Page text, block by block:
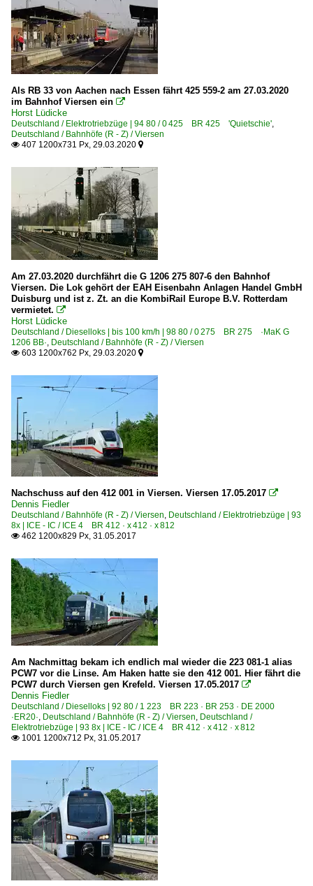
Als RB 33 von Aachen nach Essen fährt 425 559-2 am 27.03.2020
im Bahnhof Viersen ein 
Horst Lüdicke
Deutschland / Elektrotriebzüge | 94 80 / 0 425 BR 425 'Quietschie',
Deutschland / Bahnhöfe (R - Z) / Viersen
 407 1200x731 Px, 29.03.2020 
Am 27.03.2020 durchfährt die G 1206 275 807-6 den Bahnhof
Viersen. Die Lok gehört der EAH Eisenbahn Anlagen Handel GmbH
Duisburg und ist z. Zt. an die KombiRail Europe B.V. Rotterdam
vermietet. 
Horst Lüdicke
Deutschland / Dieselloks | bis 100 km/h | 98 80 / 0 275 BR 275 ·MaK G
1206 BB·, Deutschland / Bahnhöfe (R - Z) / Viersen
 603 1200x762 Px, 29.03.2020 
Nachschuss auf den 412 001 in Viersen. Viersen 17.05.2017 
Dennis Fiedler
Deutschland / Bahnhöfe (R - Z) / Viersen, Deutschland / Elektrotriebzüge | 93
8x | ICE - IC / ICE 4 BR 412 · x 412 · x 812
 462 1200x829 Px, 31.05.2017
Am Nachmittag bekam ich endlich mal wieder die 223 081-1 alias
PCW7 vor die Linse. Am Haken hatte sie den 412 001. Hier fährt die
PCW7 durch Viersen gen Krefeld. Viersen 17.05.2017 
Dennis Fiedler
Deutschland / Dieselloks | 92 80 / 1 223 BR 223 · BR 253 · DE 2000
·ER20·, Deutschland / Bahnhöfe (R - Z) / Viersen, Deutschland /
Elektrotriebzüge | 93 8x | ICE - IC / ICE 4 BR 412 · x 412 · x 812
 1001 1200x712 Px, 31.05.2017